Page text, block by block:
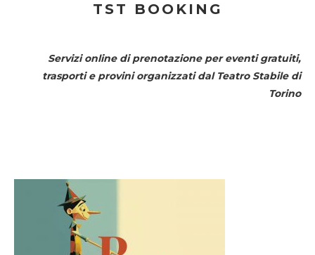
TST BOOKING
Servizi online di prenotazione per eventi gratuiti,
trasporti e provini organizzati dal Teatro Stabile di
Torino